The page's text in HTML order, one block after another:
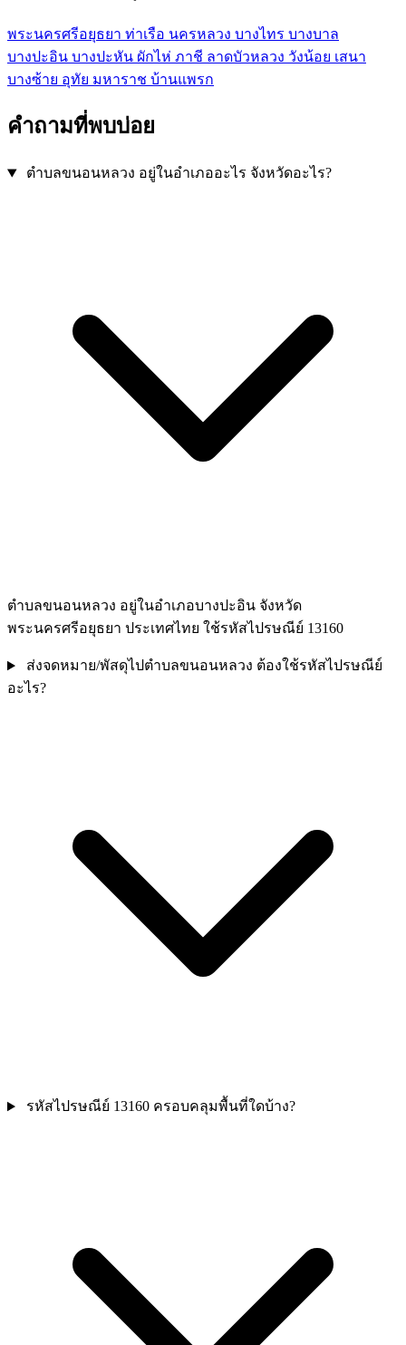
พระนครศรีอยุธยา ท่าเรือ นครหลวง บางไทร บางบาล
บางปะอิน บางปะหัน ผักไห่ ภาชี ลาดบัวหลวง วังน้อย เสนา
บางซ้าย อุทัย มหาราช บ้านแพรก
คำถามที่พบบ่อย
ตำบลขนอนหลวง อยู่ในอำเภออะไร จังหวัดอะไร?
ตำบลขนอนหลวง อยู่ในอำเภอบางปะอิน จังหวัด
พระนครศรีอยุธยา ประเทศไทย ใช้รหัสไปรษณีย์ 13160
ส่งจดหมาย/พัสดุไปตำบลขนอนหลวง ต้องใช้รหัสไปรษณีย์
อะไร?
รหัสไปรษณีย์ 13160 ครอบคลุมพื้นที่ใดบ้าง?